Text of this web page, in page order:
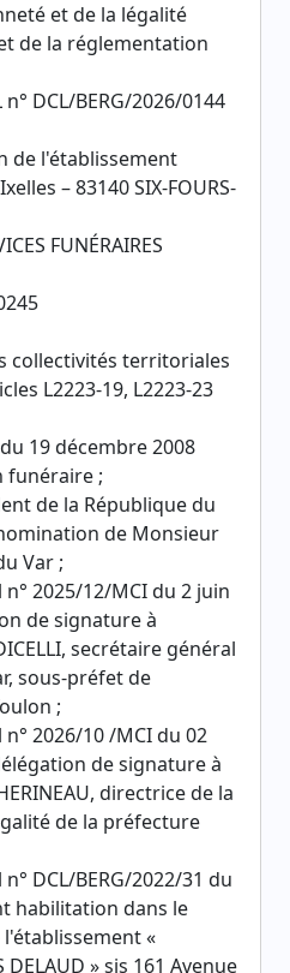
et de la légalité
de la réglementation
n° DCL/BERG/2026/0144
de l'établissement
– 83140 SIX-FOURS-
FUNÉRAIRES
collectivités territoriales
L2223-19, L2223-23
19 décembre 2008
funéraire ;
de la République du
de Monsieur
Var ;
2025/12/MCI du 2 juin
de signature à
secrétaire général
sous-préfet de
;
2026/10 /MCI du 02
de signature à
directrice de la
de la préfecture
DCL/BERG/2022/31 du
habilitation dans le
«
DELAUD » sis 161 Avenue